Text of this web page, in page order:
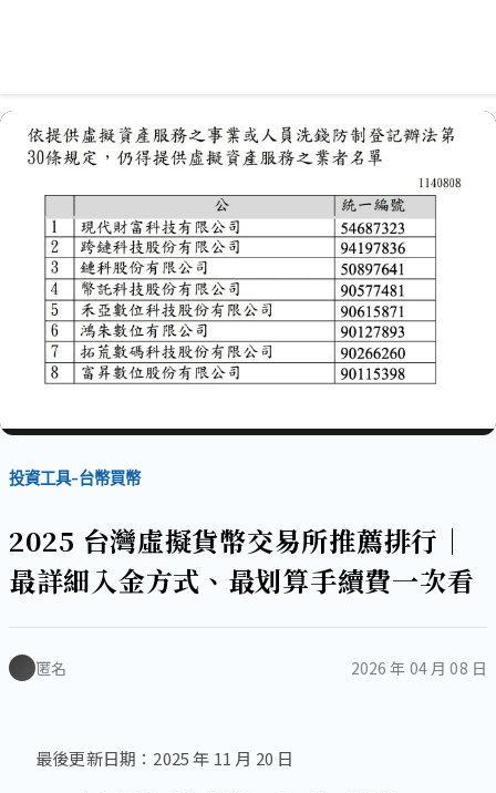
投資工具-台幣買幣
2025 台灣虛擬貨幣交易所推薦排行｜
最詳細入金方式、最划算手續費一次看
匿名 2026 年 04 月 08 日
最後更新日期：2025 年 11 月 20 日